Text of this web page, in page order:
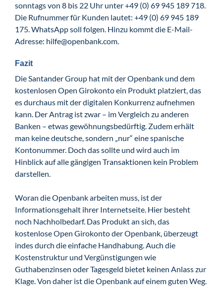
sonntags von 8 bis 22 Uhr unter +49 (0) 69 945 189 718.
Die Rufnummer für Kunden lautet: +49 (0) 69 945 189
175. WhatsApp soll folgen. Hinzu kommt die E-Mail-
Adresse: hilfe@openbank.com.
Fazit
Die Santander Group hat mit der Openbank und dem
kostenlosen Open Girokonto ein Produkt platziert, das
es durchaus mit der digitalen Konkurrenz aufnehmen
kann. Der Antrag ist zwar – im Vergleich zu anderen
Banken – etwas gewöhnungsbedürftig. Zudem erhält
man keine deutsche, sondern „nur“ eine spanische
Kontonummer. Doch das sollte und wird auch im
Hinblick auf alle gängigen Transaktionen kein Problem
darstellen.
Woran die Openbank arbeiten muss, ist der
Informationsgehalt ihrer Internetseite. Hier besteht
noch Nachholbedarf. Das Produkt an sich, das
kostenlose Open Girokonto der Openbank, überzeugt
indes durch die einfache Handhabung. Auch die
Kostenstruktur und Vergünstigungen wie
Guthabenzinsen oder Tagesgeld bietet keinen Anlass zur
Klage. Von daher ist die Openbank auf einem guten Weg.